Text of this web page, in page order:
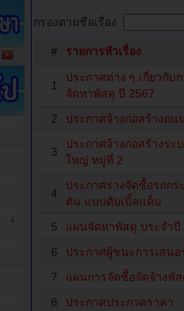
กรองตามชื่อเรื่อง
# รายการหัวเรื่อง
1
ประกาศต่าง ๆ เกี่ยวกับ
จัดหาพัสดุ ปี 2567
2
ประกาศจ้างก่อสร้างถ
3
ประกาศจ้างก่อสร้างร
ใหญ่ หมู่ที่ 2
4
ประกาศร่างจัดซื้อรถก
ตัน แบบดับเบิ้ลแค็บ
5
แผนจัดหาพัสดุ ประจำปี
6
ประกาศผู้ชนะการเสน
7
แผนการจัดซื้อจัดจ้างพั
8
ประกาศประกวดราคา